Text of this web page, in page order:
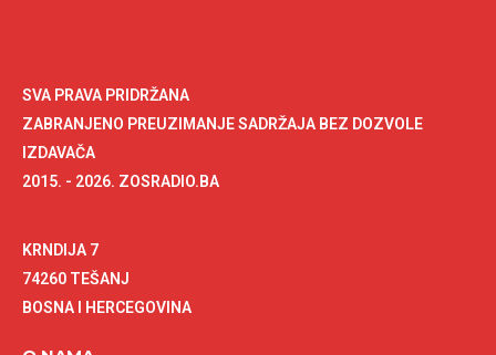
SVA PRAVA PRIDRŽANA
ZABRANJENO PREUZIMANJE SADRŽAJA BEZ DOZVOLE
IZDAVAČA
2015. - 2026. ZOSRADIO.BA
KRNDIJA 7
74260 TEŠANJ
BOSNA I HERCEGOVINA